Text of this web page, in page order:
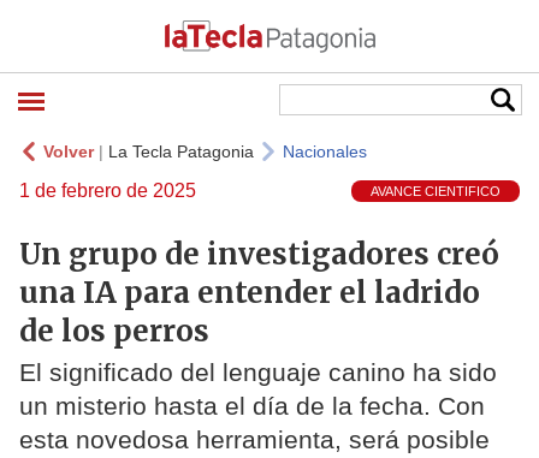
Volver| La Tecla Patagonia Nacionales
1 de febrero de 2025 AVANCE CIENTIFICO
Un grupo de investigadores creó
una IA para entender el ladrido
de los perros
El significado del lenguaje canino ha sido
un misterio hasta el día de la fecha. Con
esta novedosa herramienta, será posible